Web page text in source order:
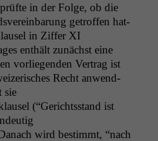
in der Folge, ob die
getrof­fen hat­
in Zif­fer XI
enthält zunächst eine
vor­liegen­den Ver­trag ist
Recht anwend­
sie
(“Gerichts­stand ist
wird bes­timmt, “nach